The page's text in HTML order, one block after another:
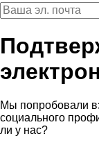
Мы попробовали
социального
ли у нас?